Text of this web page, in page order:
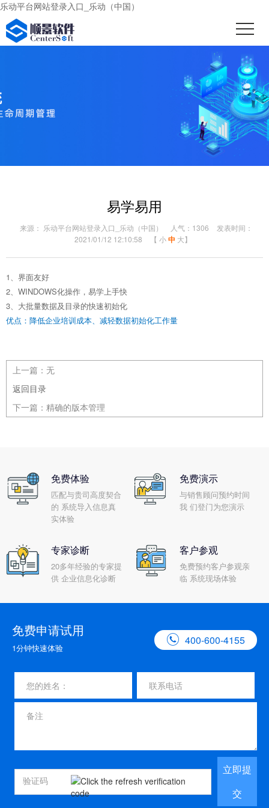
乐动平台网站登录入口_乐动（中国）
易学易用
来源： 乐动平台网站登录入口_乐动（中国） 人气：1306
发表时间：
2021/01/12 12:10:58
【 小中 大】
1、界面友好
2、WINDOWS化操作，易学上手快
3、大批量数据及目录的快速初始化
优点：降低企业培训成本、减轻数据初始化工作量
上一篇： 无
返回目录
下一篇： 精确的版本管理
免费体验
匹配与贵司高度契合
的 系统导入信息真
实体验
免费演示
与销售顾问预约时间
我 们登门为您演示
专家诊断
20多年经验的专家提
供 企业信息化诊断
客户参观
免费预约客户参观亲
临 系统现场体验
免费申请试用
1分钟快速体验
 400-600-4155
立即提
交